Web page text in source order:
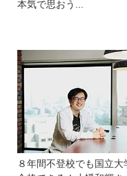
本気で思おう...
８年間不登校でも国立大